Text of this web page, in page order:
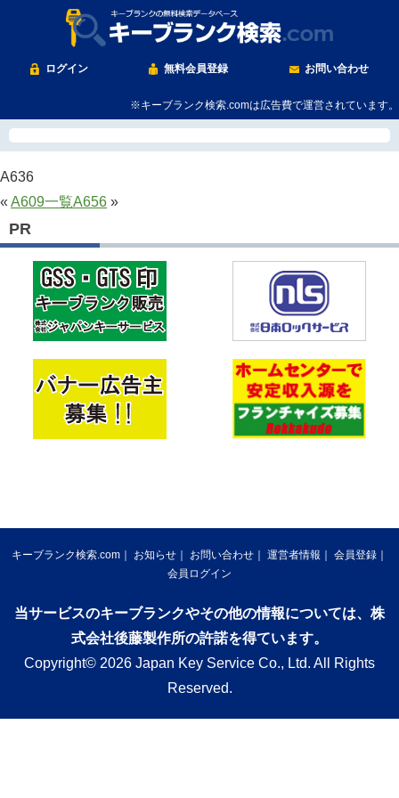
ログイン 無料会員登録 お問い合わせ
※キーブランク検索.comは広告費で運営されています。
A636
« A609一覧A656 »
PR
キーブランク検索.com お知らせ お問い合わせ 運営者情報
会員登録
会員ログイン
当サービスのキーブランクやその他の情報については、株
式会社後藤製作所の許諾を得ています。
Copyright© 2026 Japan Key Service Co., Ltd. All Rights
Reserved.